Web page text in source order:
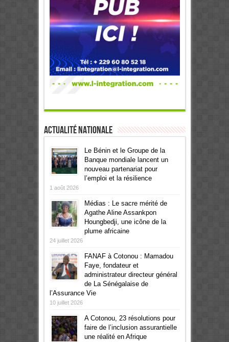
Actualité Nationale
Le Bénin et le Groupe de la
Banque mondiale lancent un
nouveau partenariat pour
l’emploi et la résilience
1 août 2026
Médias : Le sacre mérité de
Agathe Aline Assankpon
Houngbedji, une icône de la
plume africaine
24 juillet 2026
FANAF à Cotonou : Mamadou
Faye, fondateur et
administrateur directeur général
de La Sénégalaise de
l’Assurance Vie
10 juillet 2026
A Cotonou, 23 résolutions pour
faire de l’inclusion assurantielle
une réalité en Afrique